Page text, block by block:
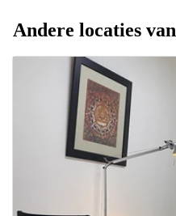
Andere locaties